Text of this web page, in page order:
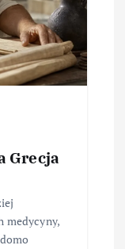
Grecja
medycyny,